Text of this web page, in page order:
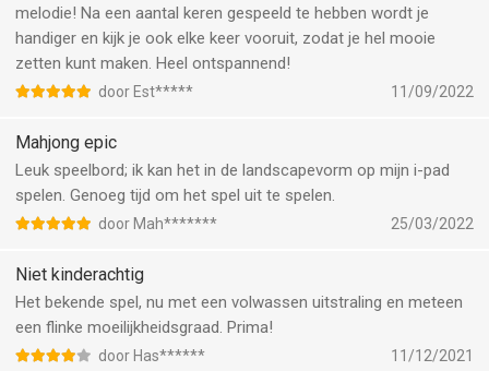
melodie! Na een aantal keren gespeeld te hebben wordt je
handiger en kijk je ook elke keer vooruit, zodat je hel mooie
zetten kunt maken. Heel ontspannend!
door Est***** 11/09/2022
Mahjong epic
Leuk speelbord; ik kan het in de landscapevorm op mijn i-pad
spelen. Genoeg tijd om het spel uit te spelen.
door Mah******* 25/03/2022
Niet kinderachtig
Het bekende spel, nu met een volwassen uitstraling en meteen
een flinke moeilijkheidsgraad. Prima!
door Has****** 11/12/2021